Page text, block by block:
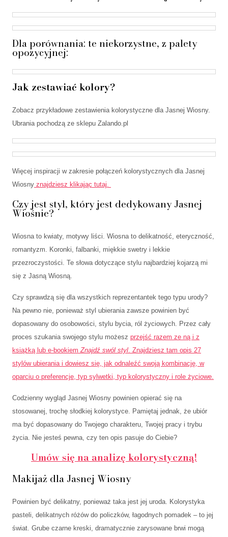
Dla porównania: te niekorzystne, z palety
opozycyjnej:
Jak zestawiać kolory?
Zobacz przykładowe zestawienia kolorystyczne dla Jasnej Wiosny.
Ubrania pochodzą ze sklepu Zalando.pl
Więcej inspiracji w zakresie połączeń kolorystycznych dla Jasnej
Wiosny znajdziesz klikając tutaj.
Czy jest styl, który jest dedykowany Jasnej
Wiośnie?
Wiosna to kwiaty, motywy liści. Wiosna to delikatność, eteryczność,
romantyzm. Koronki, falbanki, miękkie swetry i lekkie
przezroczystości. Te słowa dotyczące stylu najbardziej kojarzą mi
się z Jasną Wiosną.
Czy sprawdzą się dla wszystkich reprezentantek tego typu urody?
Na pewno nie, ponieważ styl ubierania zawsze powinien być
dopasowany do osobowości, stylu bycia, ról życiowych. Przez cały
proces szukania swojego stylu możesz przejść razem ze ną i z
książką lub e-bookiemZnajdź swól styl. Znajdziesz tam opis 27
stylów ubierania i dowiesz się, jak odnaleźć swoją kombinację, w
oparciu o preferencje, typ sylwetki, typ kolorystyczny i role życiowe.
Codzienny wygląd Jasnej Wiosny powinien opierać się na
stosowanej, trochę słodkiej kolorystyce. Pamiętaj jednak, że ubiór
ma być dopasowany do Twojego charakteru, Twojej pracy i trybu
życia. Nie jesteś pewna, czy ten opis pasuje do Ciebie?
Umów się na analizę kolorystyczną!
Makijaż dla Jasnej Wiosny
Powinien być delikatny, ponieważ taka jest jej uroda. Kolorystyka
pasteli, delikatnych różów do policzków, łagodnych pomadek – to jej
świat. Grube czarne kreski, dramatycznie zarysowane brwi mogą